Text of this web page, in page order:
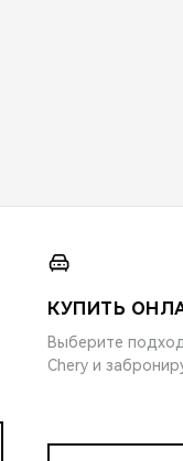
КУПИТЬ
Выберите
Chery и